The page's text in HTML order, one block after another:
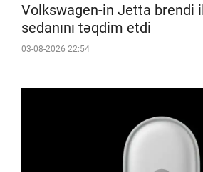
Volkswagen-in Jetta brendi
sedanını təqdim etdi
03-08-2026 22:54